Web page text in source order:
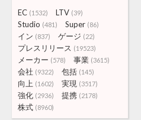
EC (1532) LTV (39)
Studio (481) Super (86)
イン (837) ゲージ (22)
プレスリリース (19523)
メーカー (578) 事業 (3615)
会社 (9322) 包括 (145)
向上 (1602) 実現 (3517)
強化 (2936) 提携 (2178)
株式 (8960)